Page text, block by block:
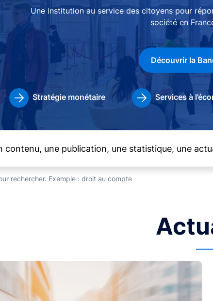
Une institution au service des citoyens pour
société en
Découvrir la
Stratégie monétaire Services à
rechercher. Exemple : droit au compte